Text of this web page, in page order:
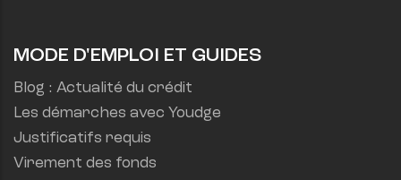
MODE D'EMPLOI ET GUIDES
Blog : Actualité du crédit
Les démarches avec Youdge
Justificatifs requis
Virement des fonds